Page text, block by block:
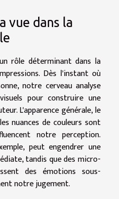
vue dans la
rôle déterminant dans la
Dès l'instant où
notre cerveau analyse
pour construire une
L'apparence générale, le
nuances de couleurs sont
notre perception.
peut engendrer une
tandis que des micro-
des émotions sous-
notre jugement.